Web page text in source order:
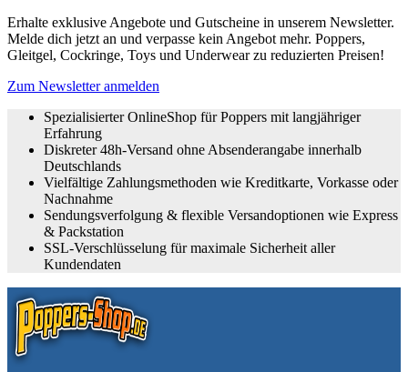
Erhalte exklusive Angebote und Gutscheine in unserem Newsletter.
Melde dich jetzt an und verpasse kein Angebot mehr. Poppers,
Gleitgel, Cockringe, Toys und Underwear zu reduzierten Preisen!
Zum Newsletter anmelden
Spezialisierter OnlineShop für Poppers mit langjähriger
Erfahrung
Diskreter 48h-Versand ohne Absenderangabe innerhalb
Deutschlands
Vielfältige Zahlungsmethoden wie Kreditkarte, Vorkasse oder
Nachnahme
Sendungsverfolgung & flexible Versandoptionen wie Express
& Packstation
SSL-Verschlüsselung für maximale Sicherheit aller
Kundendaten